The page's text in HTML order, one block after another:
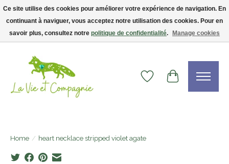
Livraison gratuite dès 75$ — code LVCFREE• Clients USA : visitez la boutique
WishlistCart
Home / heart necklace stripped violet agate
Ce site utilise des cookies pour améliorer votre expérience de navigation. En
continuant à naviguer, vous acceptez notre utilisation des cookies. Pour en
savoir plus, consultez notre politique de confidentialité. Manage cookies